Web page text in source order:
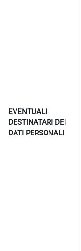
EVENTUALI
DESTINATARI DEI
DATI PERSONALI